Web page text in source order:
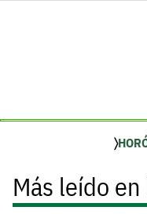
Más leído